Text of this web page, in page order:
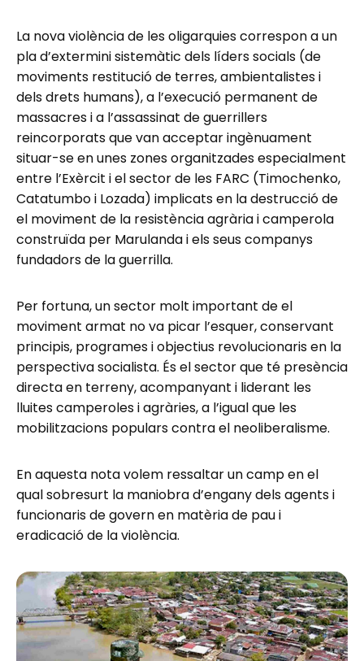
La nova violència de les oligarquies correspon a un
pla d’extermini sistemàtic dels líders socials (de
moviments restitució de terres, ambientalistes i
dels drets humans), a l’execució permanent de
massacres i a l’assassinat de guerrillers
reincorporats que van acceptar ingènuament
situar-se en unes zones organitzades especialment
entre l’Exèrcit i el sector de les FARC (Timochenko,
Catatumbo i Lozada) implicats en la destrucció de
el moviment de la resistència agrària i camperola
construïda per Marulanda i els seus companys
fundadors de la guerrilla.
Per fortuna, un sector molt important de el
moviment armat no va picar l’esquer, conservant
principis, programes i objectius revolucionaris en la
perspectiva socialista. És el sector que té presència
directa en terreny, acompanyant i liderant les
lluites camperoles i agràries, a l’igual que les
mobilitzacions populars contra el neoliberalisme.
En aquesta nota volem ressaltar un camp en el
qual sobresurt la maniobra d’engany dels agents i
funcionaris de govern en matèria de pau i
eradicació de la violència.